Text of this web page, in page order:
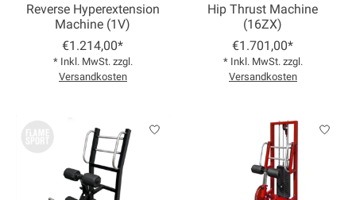
Reverse Hyperextension
Machine (1V)
€1.214,00*
* Inkl. MwSt. zzgl.
Versandkosten
Hip Thrust Machine
(16ZX)
€1.701,00*
* Inkl. MwSt. zzgl.
Versandkosten